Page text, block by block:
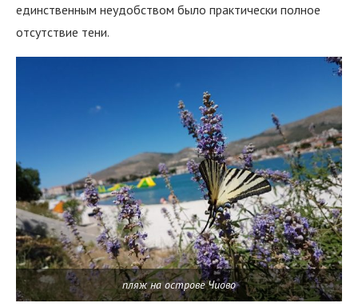
единственным неудобством было практически полное
отсутствие тени.
пляж на острове Чиово